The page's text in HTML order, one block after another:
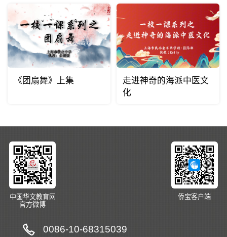
《团扇舞》上集
走进神奇的海派中医文
化
中国华文教育网
官方微博
侨宝客户端
0086-10-68315039